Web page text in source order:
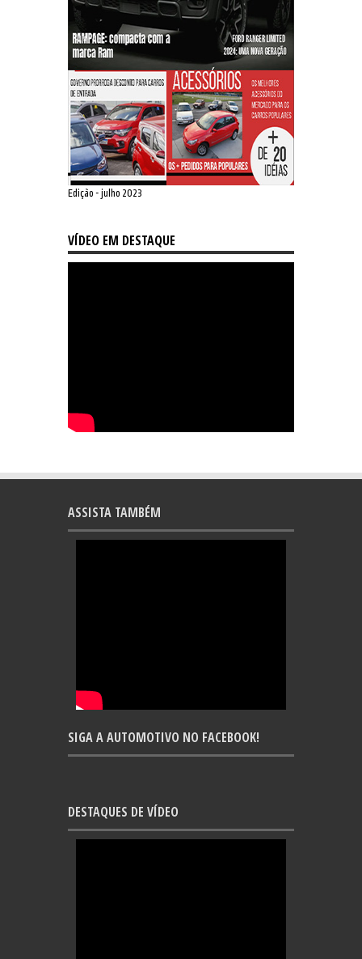
Edição - julho 2023
VÍDEO EM DESTAQUE
ASSISTA TAMBÉM
SIGA A AUTOMOTIVO NO FACEBOOK!
DESTAQUES DE VÍDEO